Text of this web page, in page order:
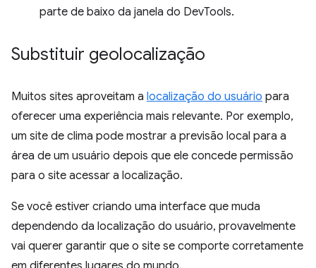
parte de baixo da janela do DevTools.
Substituir geolocalização
Muitos sites aproveitam a localização do usuário para
oferecer uma experiência mais relevante. Por exemplo,
um site de clima pode mostrar a previsão local para a
área de um usuário depois que ele concede permissão
para o site acessar a localização.
Se você estiver criando uma interface que muda
dependendo da localização do usuário, provavelmente
vai querer garantir que o site se comporte corretamente